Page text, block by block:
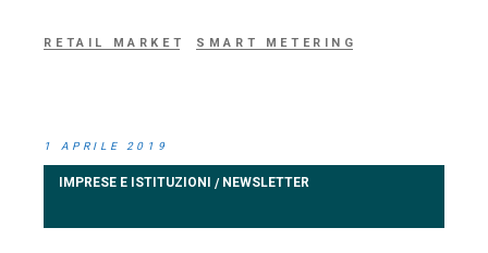
RETAIL MARKET SMART METERING
1 APRILE 2019
IMPRESE E ISTITUZIONI / NEWSLETTER